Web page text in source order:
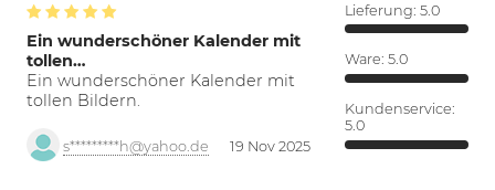
Ein wunderschöner Kalender mit
tollen…
Ein wunderschöner Kalender mit
tollen Bildern.
s*********h@yahoo.de 19 Nov 2025
Lieferung: 5.0
Ware: 5.0
Kundenservice:
5.0